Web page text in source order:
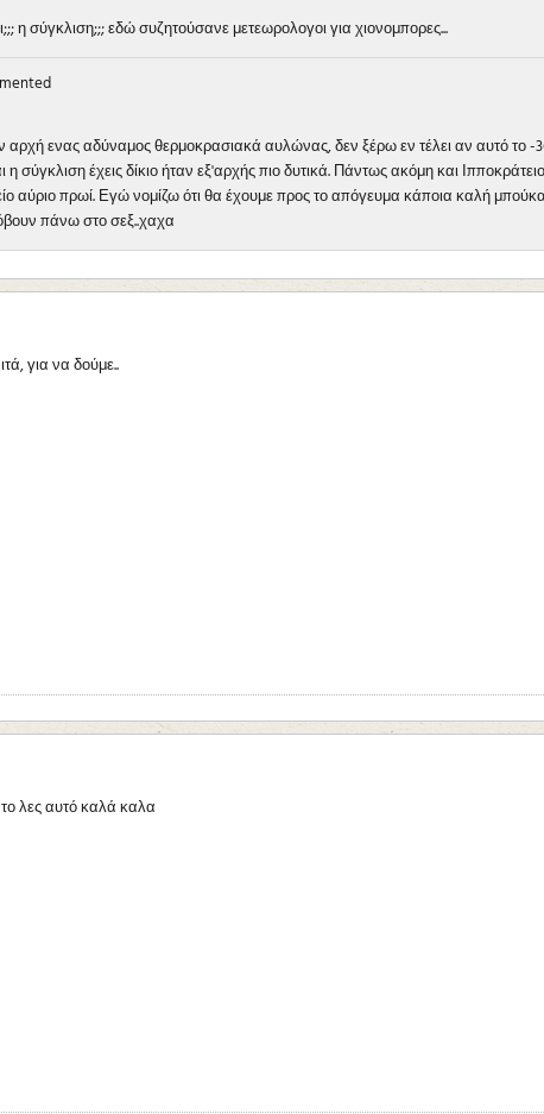
η σύγκλιση;;; εδώ συζητούσανε μετεωρολογοι για χιονομπορες...
αρχή ενας αδύναμος θερμοκρασιακά αυλώνας, δεν ξέρω εν τέλει αν αυτό το
σύγκλιση έχεις δίκιο ήταν εξ'αρχής πιο δυτικά. Πάντως ακόμη και
αύριο πρωί. Εγώ νομίζω ότι θα έχουμε προς το απόγευμα κάποια καλή
πάνω στο σεξ..χαχα
για να δούμε..
λες αυτό καλά καλα